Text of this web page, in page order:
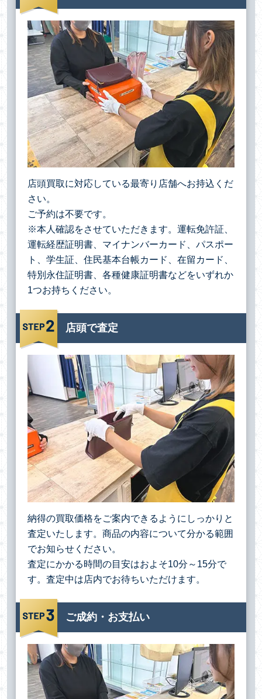
店頭買取に対応している最寄り店舗へお持込くだ
さい。
ご予約は不要です。
※本人確認をさせていただきます。運転免許証、
運転経歴証明書、マイナンバーカード、パスポー
ト、学生証、住民基本台帳カード、在留カード、
特別永住証明書、各種健康証明書などをいずれか
1つお持ちください。
店頭で査定
納得の買取価格をご案内できるようにしっかりと
査定いたします。商品の内容について分かる範囲
でお知らせください。
査定にかかる時間の目安はおよそ10分～15分で
す。査定中は店内でお待ちいただけます。
ご成約・お支払い